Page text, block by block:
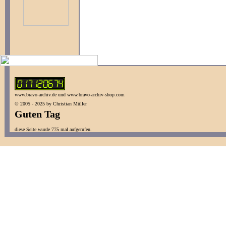
www.bravo-archiv.de und www.bravo-archiv-shop.com
© 2005 - 2025 by Christian Müller
Guten Tag
diese Seite wurde 775 mal aufgerufen.